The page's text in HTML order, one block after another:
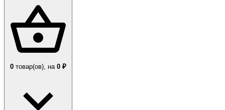
0 товар(ов), на 0 ₽